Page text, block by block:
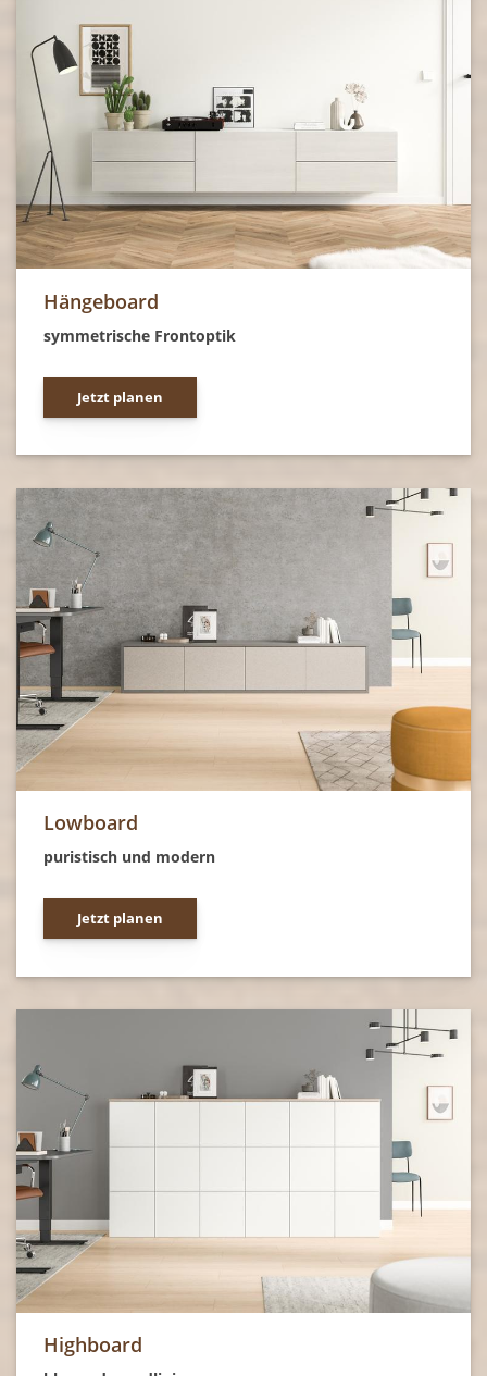
Hängeboard
symmetrische Frontoptik
Jetzt planen
Lowboard
puristisch und modern
Jetzt planen
Highboard